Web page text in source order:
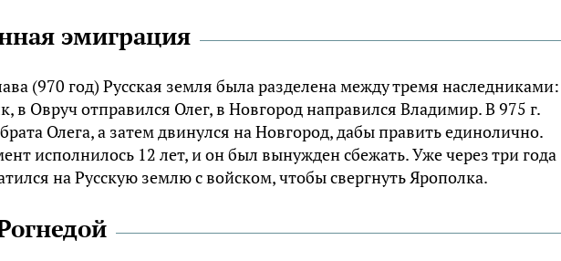
эмиграция
(970 год) Русская земля была разделена между тремя
в Овруч отправился Олег, в Новгород направился Владимир. В 975 г.
Олега, а затем двинулся на Новгород, дабы править единолично.
исполнилось 12 лет, и он был вынужден сбежать. Уже через три года
на Русскую землю с войском, чтобы свергнуть Ярополка.